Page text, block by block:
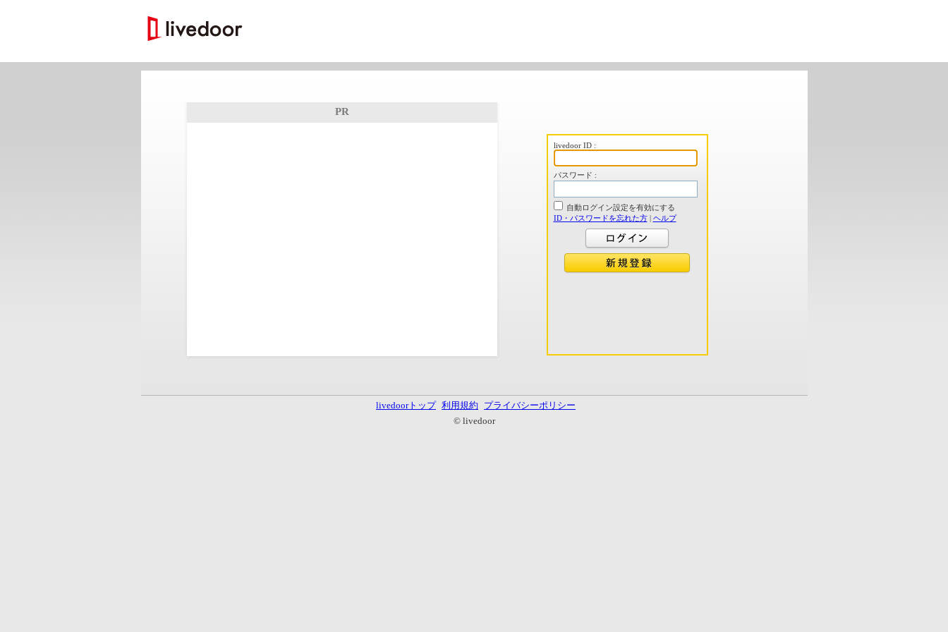
PR
livedoor ID :
パスワード :
自動ログイン設定を有効にする
ID・パスワードを忘れた方| ヘルプ
livedoorトップ 利用規約
プライバシーポリシー
© livedoor